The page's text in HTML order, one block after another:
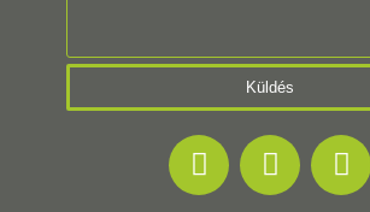
Küldés